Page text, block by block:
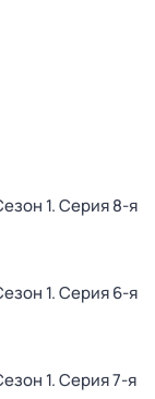
1. Серия 8-я
1. Серия 6-я
1. Серия 7-я